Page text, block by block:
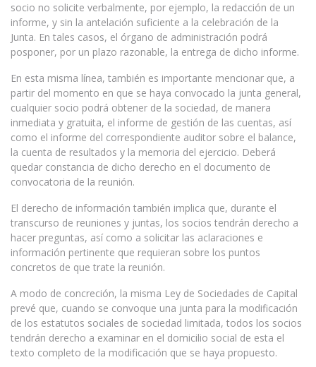
socio no solicite verbalmente, por ejemplo, la redacción de un
informe, y sin la antelación suficiente a la celebración de la
Junta. En tales casos, el órgano de administración podrá
posponer, por un plazo razonable, la entrega de dicho informe.
En esta misma línea, también es importante mencionar que, a
partir del momento en que se haya convocado la junta general,
cualquier socio podrá obtener de la sociedad, de manera
inmediata y gratuita, el informe de gestión de las cuentas, así
como el informe del correspondiente auditor sobre el balance,
la cuenta de resultados y la memoria del ejercicio. Deberá
quedar constancia de dicho derecho en el documento de
convocatoria de la reunión.
El derecho de información también implica que, durante el
transcurso de reuniones y juntas, los socios tendrán derecho a
hacer preguntas, así como a solicitar las aclaraciones e
información pertinente que requieran sobre los puntos
concretos de que trate la reunión.
A modo de concreción, la misma Ley de Sociedades de Capital
prevé que, cuando se convoque una junta para la modificación
de los estatutos sociales de sociedad limitada, todos los socios
tendrán derecho a examinar en el domicilio social de esta el
texto completo de la modificación que se haya propuesto.